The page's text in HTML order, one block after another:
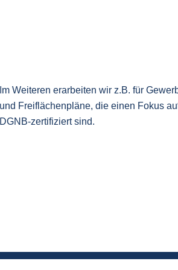
Im Weiteren erarbeiten wir z.B. für
und Freiflächenpläne, die einen Fokus
DGNB-zertifiziert sind.